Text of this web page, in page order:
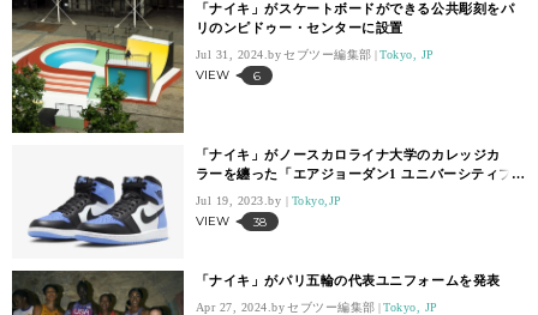
「ナイキ」がスケートボードができる公共彫刻をパ
リのンピドゥー・センターに設置
Jul 31, 2024. セブツー編集部 Tokyo, JP
VIEW 6
「ナイキ」がノースカロライナ大学のカレッジカ
ラーを纏った「エアジョーダン1 ユニバーシティブ
Jul 19, 2023. Tokyo,JP
VIEW 38
「ナイキ」がパリ五輪の代表ユニフォームを発表
Apr 27, 2024. セブツー編集部 Tokyo, JP